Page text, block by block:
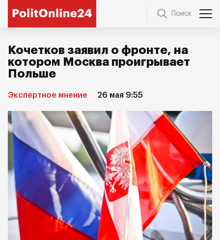
Поиск
Кочетков заявил о фронте, на
котором Москва проигрывает
Польше
Экспертное мнение 26 мая 9:55